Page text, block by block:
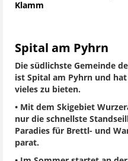
Klamm
Spital am Pyhrn
Die südlichste Gemeinde
ist Spital am Pyhrn und
vieles zu bieten.
• Mit dem Skigebiet
nur die schnellste
Paradies für Brettl- und
parat.